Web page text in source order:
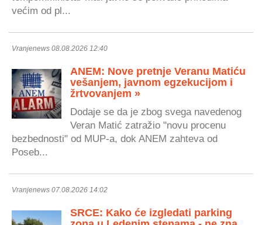
većim od pl...
Vranjenews 08.08.2026 12:40
ANEM: Nove pretnje Veranu Matiću
vešanjem, javnom egzekucijom i
žrtvovanjem »
Dodaje se da je zbog svega navedenog
Veran Matić zatražio "novu procenu
bezbednosti" od MUP-a, dok ANEM zahteva od
Poseb...
Vranjenews 07.08.2026 14:02
SRCE: Kako će izgledati parking